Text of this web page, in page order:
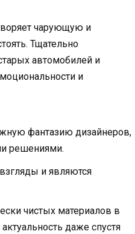
чарующую и
Тщательно
автомобилей и
и
фантазию дизайнеров,
решениями.
и являются
чистых материалов в
даже спустя